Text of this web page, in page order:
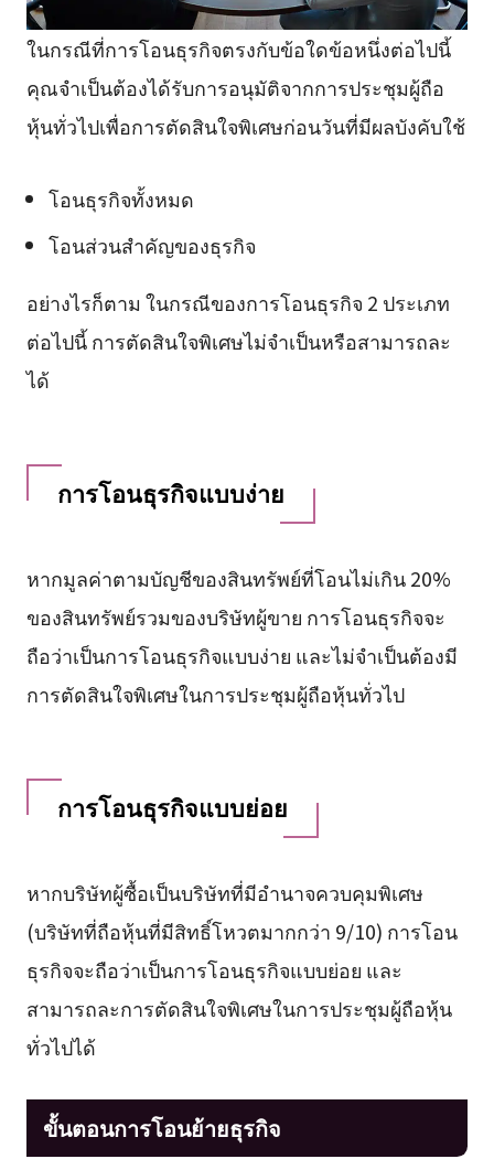
ในกรณีที่การโอนธุรกิจตรงกับข้อใดข้อหนึ่งต่อไปนี้
คุณจำเป็นต้องได้รับการอนุมัติจากการประชุมผู้ถือ
หุ้นทั่วไปเพื่อการตัดสินใจพิเศษก่อนวันที่มีผลบังคับใช้
โอนธุรกิจทั้งหมด
โอนส่วนสำคัญของธุรกิจ
อย่างไรก็ตาม ในกรณีของการโอนธุรกิจ 2 ประเภท
ต่อไปนี้ การตัดสินใจพิเศษไม่จำเป็นหรือสามารถละ
ได้
การโอนธุรกิจแบบง่าย
หากมูลค่าตามบัญชีของสินทรัพย์ที่โอนไม่เกิน 20%
ของสินทรัพย์รวมของบริษัทผู้ขาย การโอนธุรกิจจะ
ถือว่าเป็นการโอนธุรกิจแบบง่าย และไม่จำเป็นต้องมี
การตัดสินใจพิเศษในการประชุมผู้ถือหุ้นทั่วไป
การโอนธุรกิจแบบย่อย
หากบริษัทผู้ซื้อเป็นบริษัทที่มีอำนาจควบคุมพิเศษ
(บริษัทที่ถือหุ้นที่มีสิทธิ์โหวตมากกว่า 9/10) การโอน
ธุรกิจจะถือว่าเป็นการโอนธุรกิจแบบย่อย และ
สามารถละการตัดสินใจพิเศษในการประชุมผู้ถือหุ้น
ทั่วไปได้
ขั้นตอนการโอนย้ายธุรกิจ